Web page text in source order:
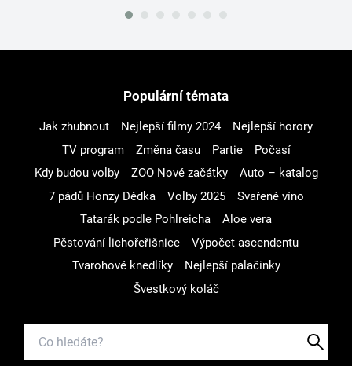
Populární témata
Jak zhubnout Nejlepší filmy 2024
Nejlepší horory
TV program
Změna času Partie
Počasí
Kdy budou volby
ZOO Nové začátky
Auto – katalog
7 pádů Honzy Dědka
Volby 2025
Svařené víno
Tatarák podle Pohlreicha
Aloe vera
Pěstování lichořeřišnice
Výpočet ascendentu
Tvarohové knedlíky
Nejlepší palačinky
Švestkový koláč